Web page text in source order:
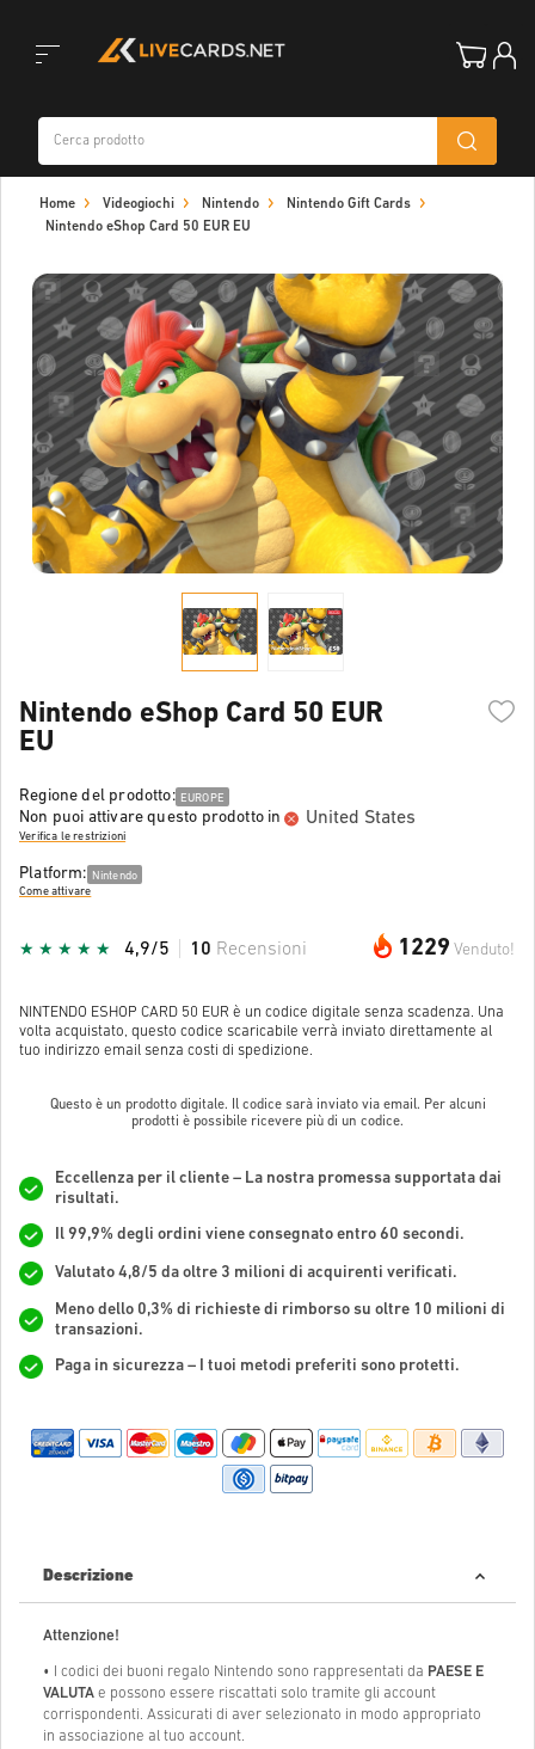
navigation
Home Videogiochi Nintendo
Nintendo Gift Cards
Nintendo eShop Card 50 EUR EU
Nintendo eShop Card 50 EUR
EU
Regione del prodotto: EUROPE
Non puoi attivare questo prodotto in United States
Verifica le restrizioni
Platform: Nintendo
Come attivare
1229 Venduto!
4,9/5 10 Recensioni
NINTENDO ESHOP CARD 50 EUR è un codice digitale senza scadenza. Una
volta acquistato, questo codice scaricabile verrà inviato direttamente al
tuo indirizzo email senza costi di spedizione.
Questo è un prodotto digitale. Il codice sarà inviato via email. Per alcuni
prodotti è possibile ricevere più di un codice.
Eccellenza per il cliente – La nostra promessa supportata dai
risultati.
Il 99,9% degli ordini viene consegnato entro 60 secondi.
Valutato 4,8/5 da oltre 3 milioni di acquirenti verificati.
Meno dello 0,3% di richieste di rimborso su oltre 10 milioni di
transazioni.
Paga in sicurezza – I tuoi metodi preferiti sono protetti.
Descrizione
Attenzione!
• I codici dei buoni regalo Nintendo sono rappresentati da PAESE E
VALUTA e possono essere riscattati solo tramite gli account
corrispondenti. Assicurati di aver selezionato in modo appropriato
in associazione al tuo account.